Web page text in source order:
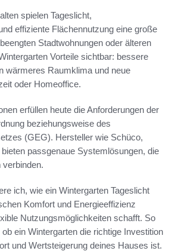
spielen Tageslicht,
effiziente Flächennutzung eine große
Stadtwohnungen oder älteren
Vorteile sichtbar: bessere
wärmeres Raumklima und neue
oder Homeoffice.
erfüllen heute die Anforderungen der
beziehungsweise des
(GEG). Hersteller wie Schüco,
passgenaue Systemlösungen, die
ich, wie ein Wintergarten Tageslicht
Komfort und Energieeffizienz
Nutzungsmöglichkeiten schafft. So
ein Wintergarten die richtige Investition
und Wertsteigerung deines Hauses ist.